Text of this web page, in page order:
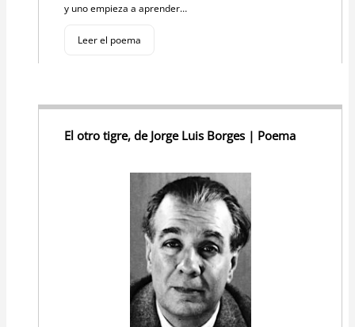
y uno empieza a aprender…
Leer el poema
El otro tigre, de Jorge Luis Borges | Poema